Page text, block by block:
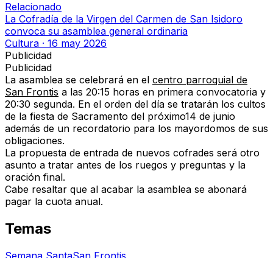
Relacionado
La Cofradía de la Virgen del Carmen de San Isidoro
convoca su asamblea general ordinaria
Cultura · 16 may 2026
Publicidad
Publicidad
La asamblea se celebrará en el centro parroquial de
San Frontis a las 20:15 horas en primera convocatoria y
20:30 segunda. En el orden del día se tratarán los cultos
de la fiesta de Sacramento del próximo14 de junio
además de un recordatorio para los mayordomos de sus
obligaciones.
La propuesta de entrada de nuevos cofrades será otro
asunto a tratar antes de los ruegos y preguntas y la
oración final.
Cabe resaltar que al acabar la asamblea se abonará
pagar la cuota anual.
Temas